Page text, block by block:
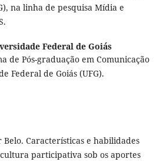
na linha de pesquisa Mídia e
Federal de Goiás
de Pós-graduação em Comunicação
Federal de Goiás (UFG).
Belo. Características e habilidades
participativa sob os aportes